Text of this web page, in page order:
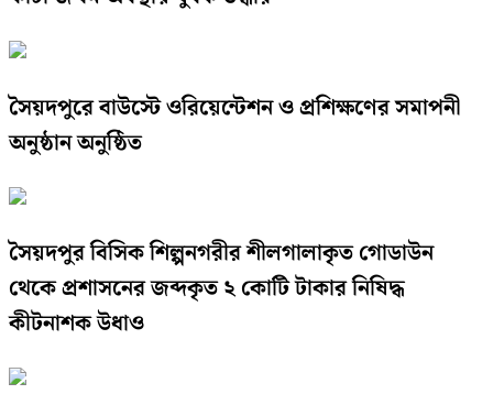
সৈয়দপুরে বাউস্টে ওরিয়েন্টেশন ও প্রশিক্ষণের সমাপনী
অনুষ্ঠান অনুষ্ঠিত
সৈয়দপুর বিসিক শিল্পনগরীর শীলগালাকৃত গোডাউন
থেকে প্রশাসনের জব্দকৃত ২ কোটি টাকার নিষিদ্ধ
কীটনাশক উধাও